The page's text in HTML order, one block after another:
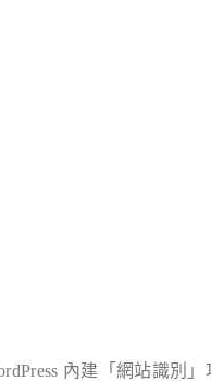
內建「網站識別